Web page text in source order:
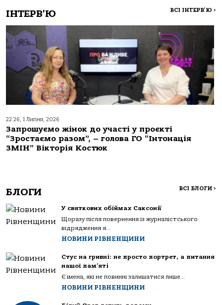
ІНТЕРВ'Ю ВСІ ІНТЕРВ'Ю >
22:26, 1 Липня, 2026
Запрошуємо жінок до участі у проєкті
“Зростаємо разом”, – голова ГО “Інтонація
ЗМІН” Вікторія Костюк
БЛОГИ ВСІ БЛОГИ >
У святкових обіймах Саксонії
Щоразу після повернення із журналістського
відрядження я...
НОВИНИ РІВНЕНЩИНИ
Стус на гривні: не просто портрет, а питання
нашої пам’яті
Є імена, які не повинні залишатися лише...
НОВИНИ РІВНЕНЩИНИ